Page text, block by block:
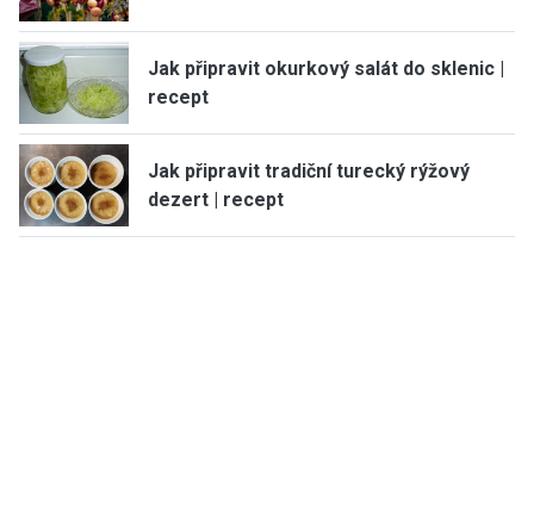
Jak připravit okurkový salát do sklenic |
recept
Jak připravit tradiční turecký rýžový
dezert | recept